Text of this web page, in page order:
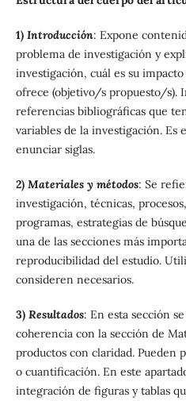
1) Introducción: Expone
problema de investigación y
investigación, cuál es su
ofrece (objetivo/s propuesto/s).
referencias bibliográficas que
variables de la investigación. Es
enunciar siglas.
2)Materiales y métodos: Se
investigación, técnicas,
programas, estrategias de
una de las secciones más
reproducibilidad del estudio.
consideren necesarios.
3) Resultados: En esta sección
coherencia con la sección de
productos con claridad. Pueden
o cuantificación. En este
integración de figuras y tablas